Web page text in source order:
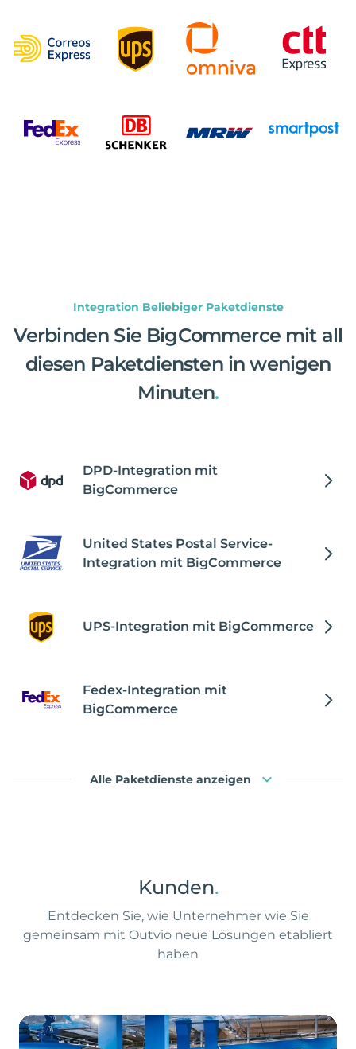
Integration Beliebiger Paketdienste
Verbinden Sie BigCommerce mit all
diesen Paketdiensten in wenigen
Minuten.
DPD-Integration mit
BigCommerce
United States Postal Service-
Integration mit BigCommerce
UPS-Integration mit BigCommerce
Fedex-Integration mit
BigCommerce
Alle Paketdienste anzeigen
Kunden.
Entdecken Sie, wie Unternehmer wie Sie
gemeinsam mit Outvio neue Lösungen etabliert
haben